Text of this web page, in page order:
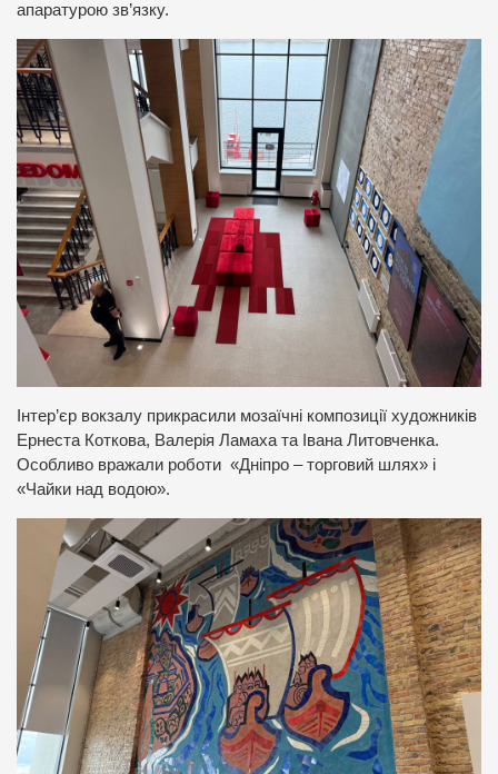
апаратурою зв’язку.
Інтер’єр вокзалу прикрасили мозаїчні композиції художників
Ернеста Коткова, Валерія Ламаха та Івана Литовченка.
Особливо вражали роботи «Дніпро – торговий шлях» і
«Чайки над водою».